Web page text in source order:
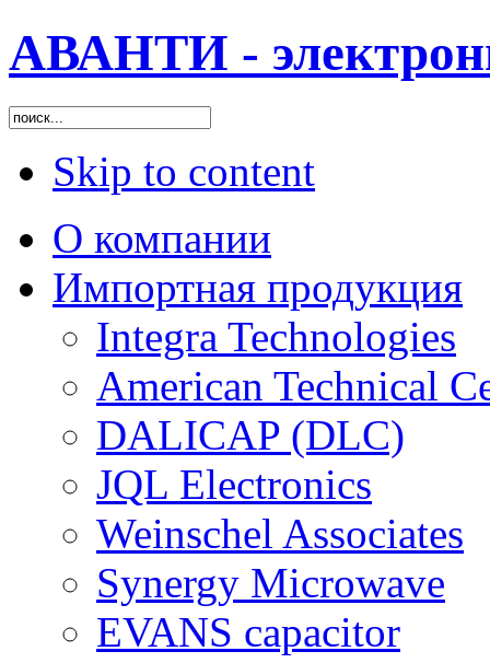
АВАНТИ -
Skip to content
О компании
Импортная продукция
Integra Technologies
American Technical
DALICAP (DLC)
JQL Electronics
Weinschel Associates
Synergy Microwave
EVANS capacitor